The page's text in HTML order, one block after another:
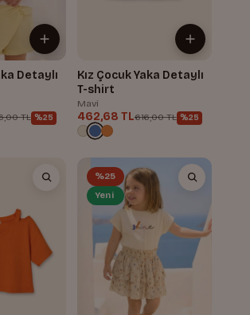
Detaylı
TL %25
Kız Çocuk Yaka Detaylı
T-shirt
Mavi
462,68 TL616,00 TL %25
%25
Yeni